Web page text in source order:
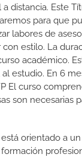
distancia. Este
para que
labores de
estilo. La
académico.
estudio. En 6
El curso
son necesarias
orientado a